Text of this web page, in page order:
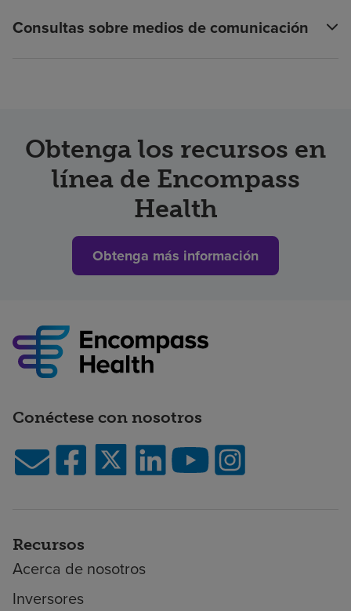
Consultas sobre medios de comunicación
Obtenga los recursos en
línea de Encompass
Health
Obtenga más información
Conéctese con nosotros
Recursos
Acerca de nosotros
Inversores